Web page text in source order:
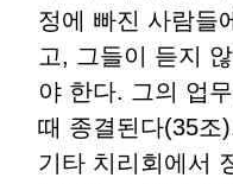
정에 빠진 사람들
고, 그들이 듣지
야 한다. 그의 업
때 종결된다(35조
기타 치리회에서